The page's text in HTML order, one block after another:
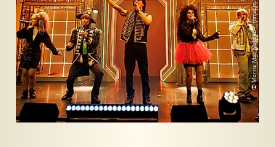
© Morris Mac Matzen / mmacm.com